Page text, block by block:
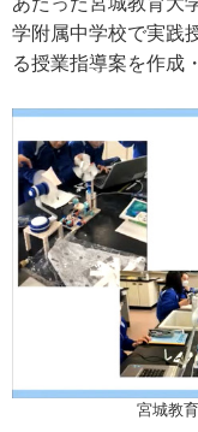
学附属中学校で実践
る授業指導案を作成
宮城教